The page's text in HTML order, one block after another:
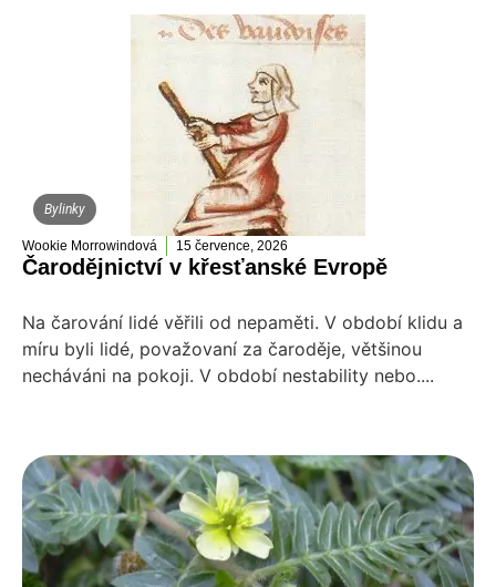
Bylinky
Wookie Morrowindová 15 července, 2026
Čarodějnictví v křesťanské Evropě
Na čarování lidé věřili od nepaměti. V období klidu a
míru byli lidé, považovaní za čaroděje, většinou
necháváni na pokoji. V období nestability nebo....